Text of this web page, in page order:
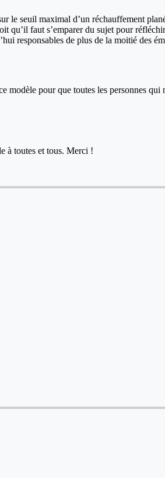
le seuil maximal d’un réchauffement
qu’il faut s’emparer du sujet pour
responsables de plus de la moitié des
modèle pour que toutes les personnes qui
à toutes et tous. Merci !